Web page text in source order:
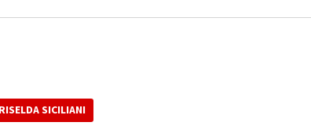
SICILIANI